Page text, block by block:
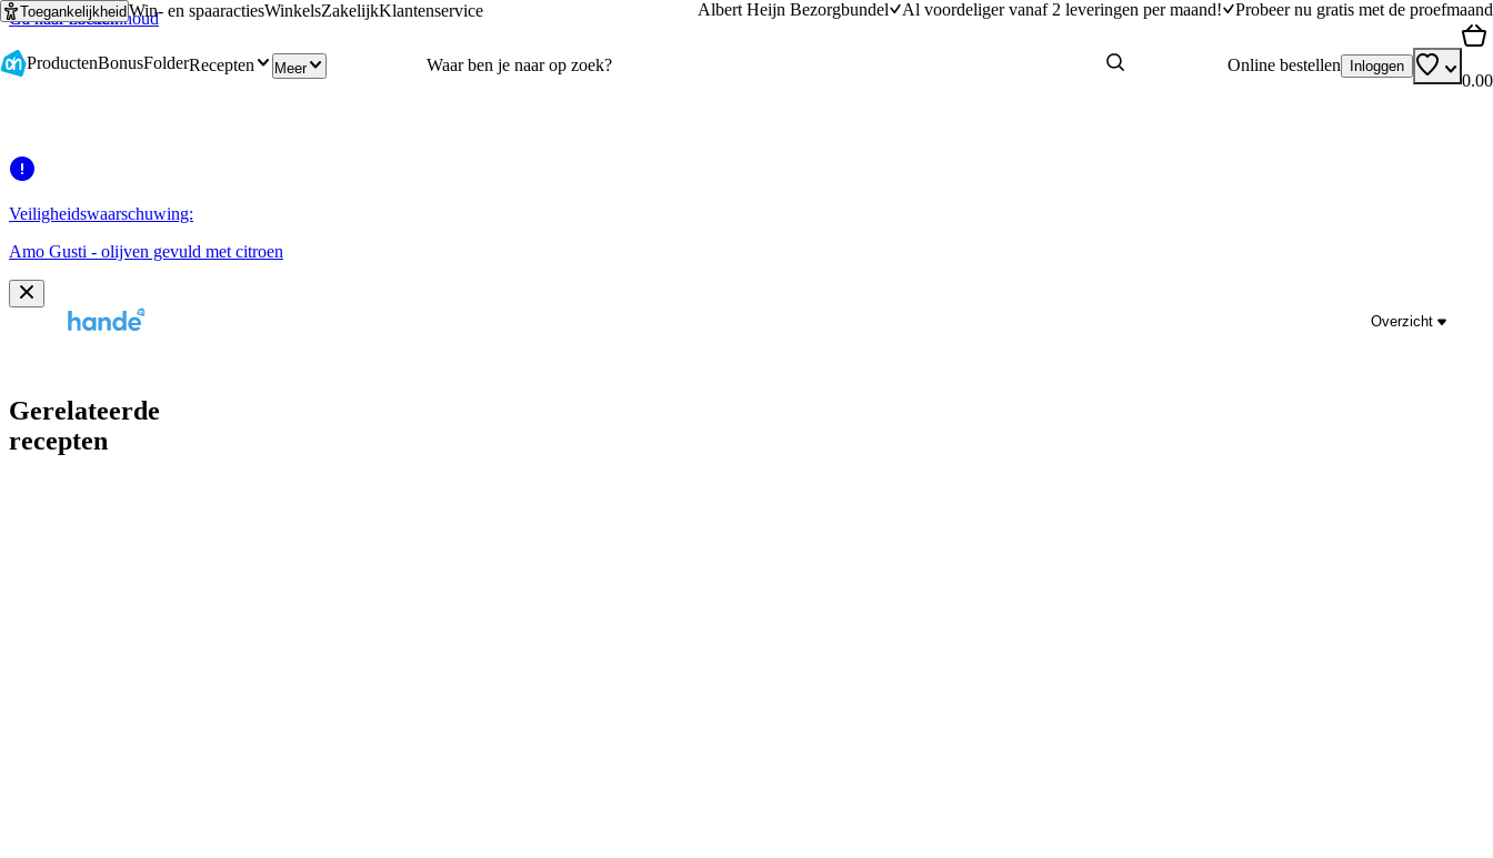
Ga naar hoofdinhoud
Ga naar zoeken
ToegankelijkheidWin- en spaaractiesWinkelsZakelijkKlantenservice Albert Heijn Bezorgbundel Al voordeliger vanaf 2 leveringen per maand! Probeer nu gratis met de proefmaand
ProductenBonusFolderRecepten Meer Online bestellen Inloggen
0.00
Veiligheidswaarschuwing:
Amo Gusti - olijven gevuld met citroen
Overzicht
Gerelateerde
recepten